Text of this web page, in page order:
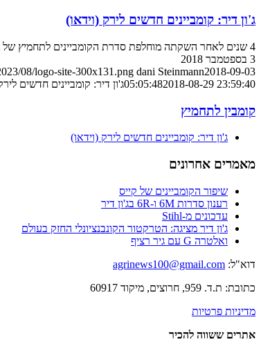
ג'ון דיר: קומביינים חדשים לירק (וידאו)
4 שנים לאחר השקתה מוחלפת סדרת הקומביינים לתחמיץ של ג'ון דיר – סדרה 8000 – בסדרה 9000 המשופרת והיעילה יותר. הנה הפרטים
3 בספטמבר 2018
08/logo-site-300x131.png dani Steinmann2018-09-03
05:05:482018-08-29 23:59:40 ג'ון דיר: קומביינים חדשים
קומבין לתחמיץ
ג'ון דיר: קומביינים חדשים לירק (וידאו)
מאמרים אחרונים
שיפור הקומביינים של קייס
רענון סדרות 6M ו-6R בג'ון דיר
עדכונים מ-Stihl
ג'ון דיר מציגה: הטרקטור הקונבנציונלי החזק בעולם
ואלטרה G עם גיר רציף
דוא"ל: agrinews100@gmail.com
כתובת: ת.ד. 959, חרוצים, מיקוד 60917
מדיניות פרטיות
אתרים ששווה להכיר